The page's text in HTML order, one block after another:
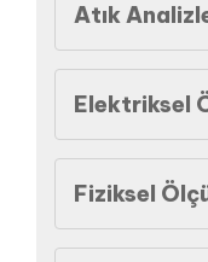
Atık
Elektriksel
Fiziksel